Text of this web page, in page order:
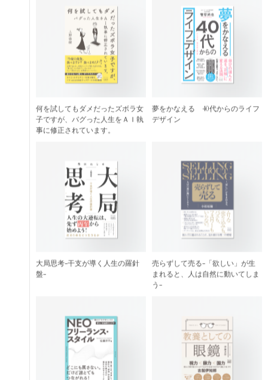
何を試してもダメだったズボラ女
子ですが、バグった人生をＡＩ執
事に修正されています。
夢をかなえる 40代からのライフ
デザイン
大局思考-干支が導く人生の羅針
盤-
売らずして売る-「欲しい」が生
まれると、人は自然に動いてしま
う-